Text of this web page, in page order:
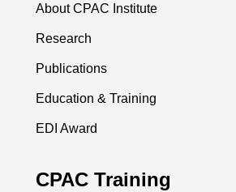
About CPAC Institute
Research
Publications
Education & Training
EDI Award
CPAC Training